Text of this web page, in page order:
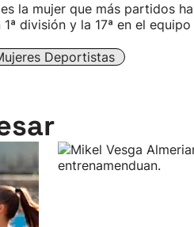
la mujer que más partidos
división y la 17ª en el
Deportistas